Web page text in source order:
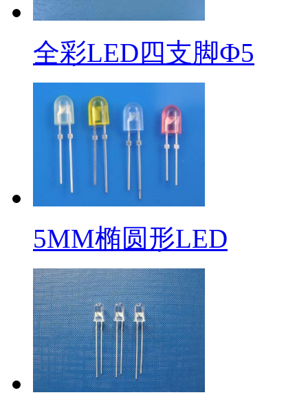
全彩LED四支脚Ф5
5MM椭圆形LED